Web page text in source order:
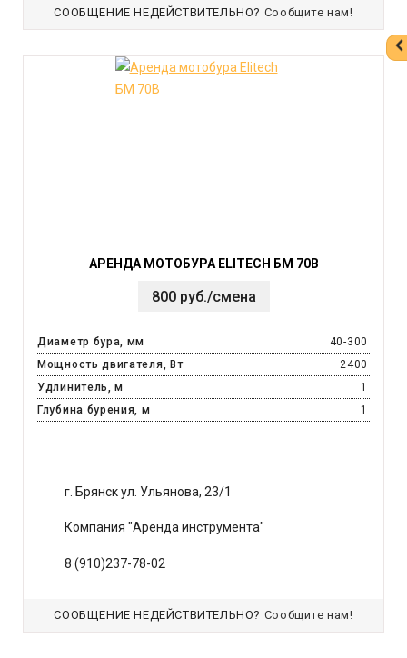
СООБЩЕНИЕ НЕДЕЙСТВИТЕЛЬНО? Сообщите нам!
АРЕНДА МОТОБУРА ELITECH БМ 70В
800 руб./смена
Диаметр бура, мм
40-300
Мощность двигателя, Вт
2400
Удлинитель, м
1
Глубина бурения, м
1
г. Брянск ул. Ульянова, 23/1
Компания "Аренда инструмента"
8 (910)237-78-02
СООБЩЕНИЕ НЕДЕЙСТВИТЕЛЬНО? Сообщите нам!